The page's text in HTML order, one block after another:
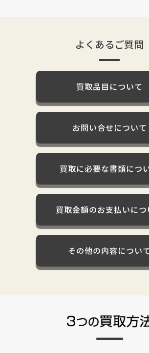
よくあるご質問
買取品目について
お問い合せについて
買取に必要な書類につ
買取金額のお支払いにつ
その他の内容につい